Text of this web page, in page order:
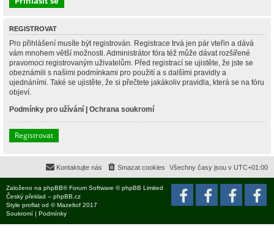
REGISTROVAT
Pro přihlášení musíte být registrován. Registrace trvá jen pár vteřin a dává
vám mnohem větší možnosti. Administrátor fóra též může dávat rozšířené
pravomoci registrovaným uživatelům. Před registrací se ujistěte, že jste se
obeznámili s našimi podmínkami pro použití a s dalšími pravidly a
ujednáními. Také se ujistěte, že si přečtete jakákoliv pravidla, která se na fóru
objeví.
Podmínky pro užívání | Ochrana soukromí
Registrovat
Všechny časy jsou v UTC+01:00
Smazat cookies
Kontaktujte nás
Založeno na phpBB® Forum Software © phpBB Limited
Český překlad – phpBB.cz
Style proflat od ©Mazeltof 2017
Soukromí | Podmínky